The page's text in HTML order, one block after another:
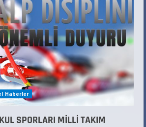
Haberler
SPORLARI MİLLİ TAKIM